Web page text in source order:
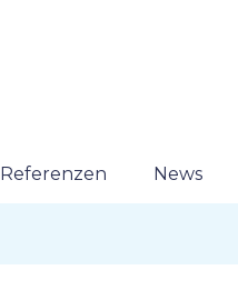
Referenzen News